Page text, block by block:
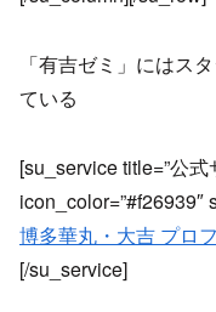
「有吉ゼミ」にはス
ている
[su_service title=”公式
icon_color=”#f26939″
博多華丸・大吉 プロ
[/su_service]